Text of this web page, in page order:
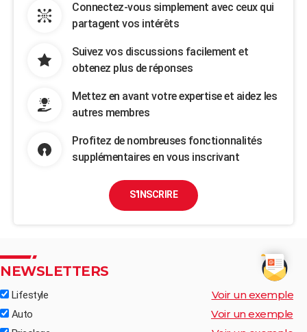
Connectez-vous simplement avec ceux qui
partagent vos intérêts
Suivez vos discussions facilement et
obtenez plus de réponses
Mettez en avant votre expertise et aidez les
autres membres
Profitez de nombreuses fonctionnalités
supplémentaires en vous inscrivant
S'INSCRIRE
NEWSLETTERS
Lifestyle Voir un exemple
Auto Voir un exemple